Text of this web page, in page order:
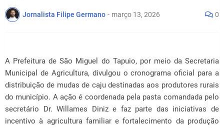
Jornalista Filipe Germano - março 13, 2026 0
A Prefeitura de São Miguel do Tapuio, por meio da Secretaria
Municipal de Agricultura, divulgou o cronograma oficial para a
distribuição de mudas de caju destinadas aos produtores rurais
do município. A ação é coordenada pela pasta comandada pelo
secretário Dr. Willames Diniz e faz parte das iniciativas de
incentivo à agricultura familiar e fortalecimento da produção